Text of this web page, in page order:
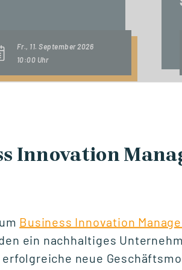
Fr., 11. September 2026
10:00 Uhr
& IT
(MBA)
Fr., 18. September 2026
09:00 Uhr
Innovation
Business Innovation
ein nachhaltiges
neue